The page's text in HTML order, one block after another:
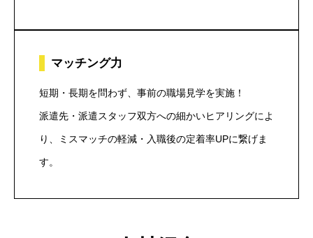
マッチング力
短期・長期を問わず、事前の職場見学を実施！
派遣先・派遣スタッフ双方への細かいヒアリングによ
り、ミスマッチの軽減・入職後の定着率UPに繋げま
す。